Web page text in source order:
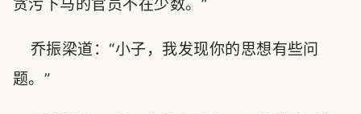
贪污下马的官员不在少数。”
乔振梁道：“小子，我发现你的思想有些问
题。”